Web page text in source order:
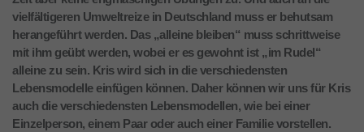
vielfältigeren Umweltreize in Deutschland muss er behutsam
herangeführt werden. Das „alleine bleiben“ muss schrittweise
mit ihm geübt werden, wobei er es gewohnt ist „im Rudel“
alleine zu sein. Kris wird sich in die verschiedensten
Lebensmodelle einfügen können. Daher können wir uns für Kris
auch die verschiedensten Lebensmodellen, wie bei einer
Einzelperson, einem Paar oder auch einer Familie vorstellen.